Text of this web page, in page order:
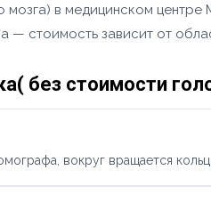
мозга) в медицинском
— стоимость зависит от
без стоимости
вокруг вращается